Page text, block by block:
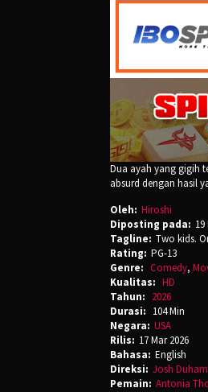
Dua ayah yang gigih
absurd dengan hasil
Oleh: Hiroshi
Diposting pada: 19
Tagline: Two kids.
Rating: PG-13
Genre: Comedy,
Kualitas: HD
Tahun: 2026
Durasi: 104 Min
Negara: USA
Rilis: 17 Mar 2026
Bahasa: English
Direksi: Josh
Pemain: Antonia